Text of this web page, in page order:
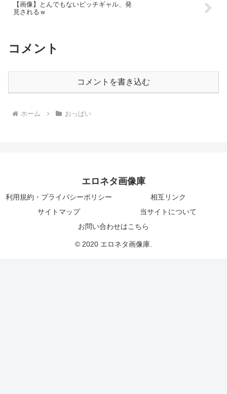
【画像】とんでもないビッチギャル、発
見されるｗ
コメント
コメントを書き込む
ホーム おっぱい
エロネタ画像庫
利用規約・プライパシーポリシー
相互リンク
サイトマップ
当サイトについて
お問い合わせはこちら
© 2020 エロネタ画像庫.